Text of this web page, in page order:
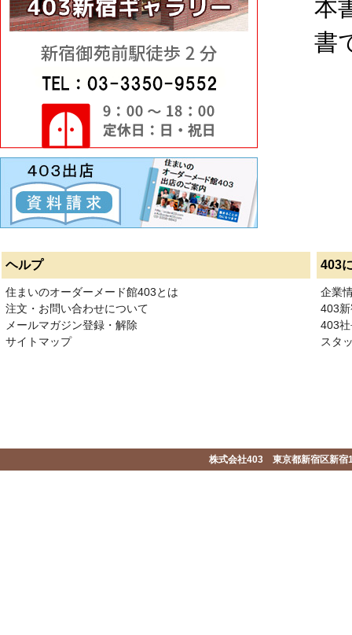
本
書
ヘルプ 403
住まいのオーダーメード館403とは
注文・お問い合わせについて
メールマガジン登録・解除
サイトマップ
企業
403
403
スタ
株式会社403 東京都新宿区新